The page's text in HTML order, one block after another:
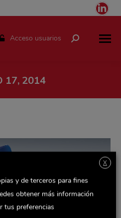
Acceso usuarios Buscar:
17, 2014
X
y de terceros para fines
obtener más información
tus preferencias